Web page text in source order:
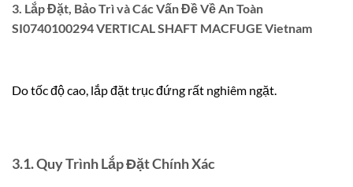
3. Lắp Đặt, Bảo Trì và Các Vấn Đề Về An Toàn
SI0740100294 VERTICAL SHAFT MACFUGE Vietnam
Do tốc độ cao, lắp đặt trục đứng rất nghiêm ngặt.
3.1. Quy Trình Lắp Đặt Chính Xác